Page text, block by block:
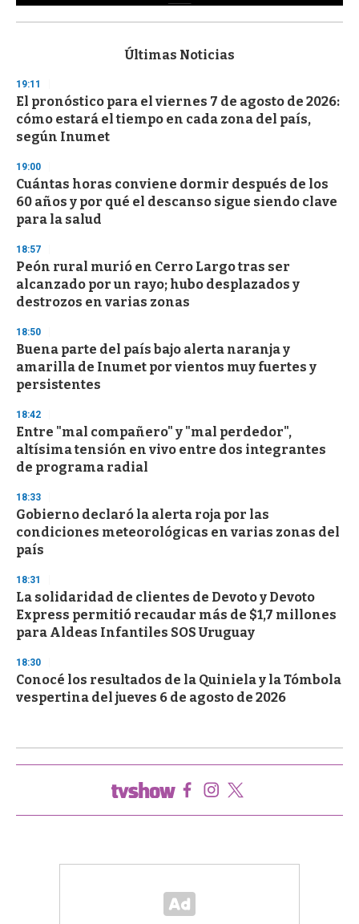
s
d
s
o
f
3
s
e
c
o
n
d
Últimas Noticias
19:11
El pronóstico para el viernes 7 de agosto de 2026:
cómo estará el tiempo en cada zona del país,
según Inumet
19:00
Cuántas horas conviene dormir después de los
60 años y por qué el descanso sigue siendo clave
para la salud
18:57
Peón rural murió en Cerro Largo tras ser
alcanzado por un rayo; hubo desplazados y
destrozos en varias zonas
18:50
Buena parte del país bajo alerta naranja y
amarilla de Inumet por vientos muy fuertes y
persistentes
18:42
Entre "mal compañero" y "mal perdedor",
altísima tensión en vivo entre dos integrantes
de programa radial
18:33
Gobierno declaró la alerta roja por las
condiciones meteorológicas en varias zonas del
país
18:31
La solidaridad de clientes de Devoto y Devoto
Express permitió recaudar más de $1,7 millones
para Aldeas Infantiles SOS Uruguay
18:30
Conocé los resultados de la Quiniela y la Tómbola
vespertina del jueves 6 de agosto de 2026